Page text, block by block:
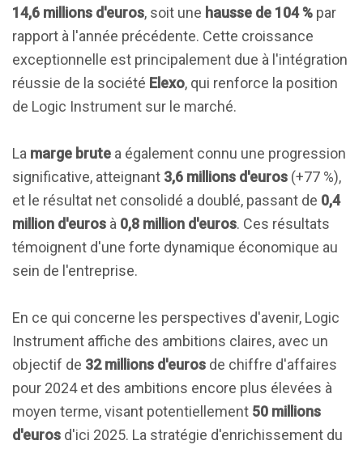
14,6 millions d'euros, soit une hausse de 104 % par
rapport à l'année précédente. Cette croissance
exceptionnelle est principalement due à l'intégration
réussie de la société Elexo, qui renforce la position
de Logic Instrument sur le marché.
La marge brute a également connu une progression
significative, atteignant 3,6 millions d'euros (+77 %),
et le résultat net consolidé a doublé, passant de 0,4
million d'euros à 0,8 million d'euros. Ces résultats
témoignent d'une forte dynamique économique au
sein de l'entreprise.
En ce qui concerne les perspectives d'avenir, Logic
Instrument affiche des ambitions claires, avec un
objectif de 32 millions d'euros de chiffre d'affaires
pour 2024 et des ambitions encore plus élevées à
moyen terme, visant potentiellement 50 millions
d'euros d'ici 2025. La stratégie d'enrichissement du